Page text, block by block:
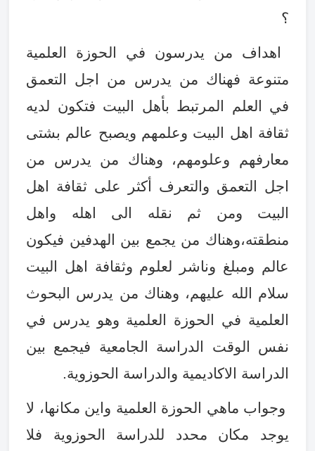
؟
اهداف من يدرسون في الحوزة العلمية
متنوعة فهناك من يدرس من اجل التعمق
في العلم المرتبط بأهل البيت فتكون لديه
ثقافة اهل البيت وعلمهم ويصبح عالم بشتى
معارفهم وعلومهم، وهناك من يدرس من
اجل التعمق والتعرف أكثر على ثقافة اهل
البيت ومن ثم نقله الى اهله واهل
منطقته،وهناك من يجمع بين الهدفين فيكون
عالم ومبلغ وناشر لعلوم وثقافة اهل البيت
سلام الله عليهم، وهناك من يدرس البحوث
العلمية في الحوزة العلمية وهو يدرس في
نفس الوقت الدراسة الجامعية فيجمع بين
الدراسة الاكاديمية والدراسة الحوزوية.
وجواب ماهي الحوزة العلمية واين مكانها، لا
يوجد مكان محدد للدراسة الحوزوية فلا